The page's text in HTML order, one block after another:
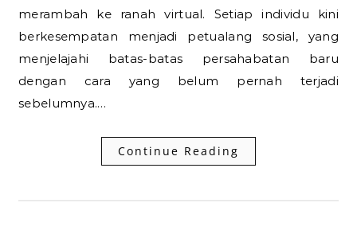
merambah ke ranah virtual. Setiap individu kini
berkesempatan menjadi petualang sosial, yang
menjelajahi batas-batas persahabatan baru
dengan cara yang belum pernah terjadi
sebelumnya.…
Continue Reading